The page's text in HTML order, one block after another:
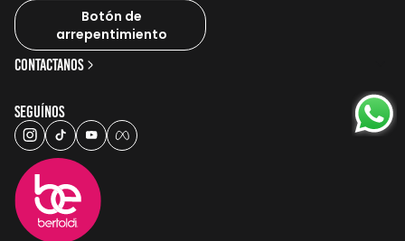
Botón de
arrepentimiento
Contactanos
Seguínos